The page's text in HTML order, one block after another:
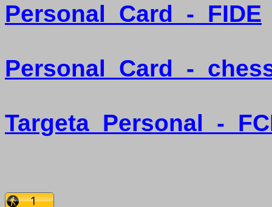
Personal Card - FIDE
Personal Card -
Targeta Personal -